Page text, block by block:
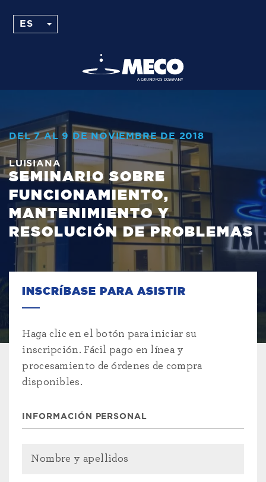
DEL 7 AL 9 DE NOVIEMBRE DE 2018
LUISIANA
SEMINARIO SOBRE
FUNCIONAMIENTO,
MANTENIMIENTO Y
RESOLUCIÓN DE PROBLEMAS
INSCRÍBASE PARA ASISTIR
Haga clic en el botón para iniciar su
inscripción. Fácil pago en línea y
procesamiento de órdenes de compra
disponibles.
INFORMACIÓN PERSONAL